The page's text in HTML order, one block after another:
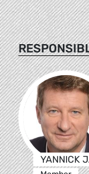
YANNICK